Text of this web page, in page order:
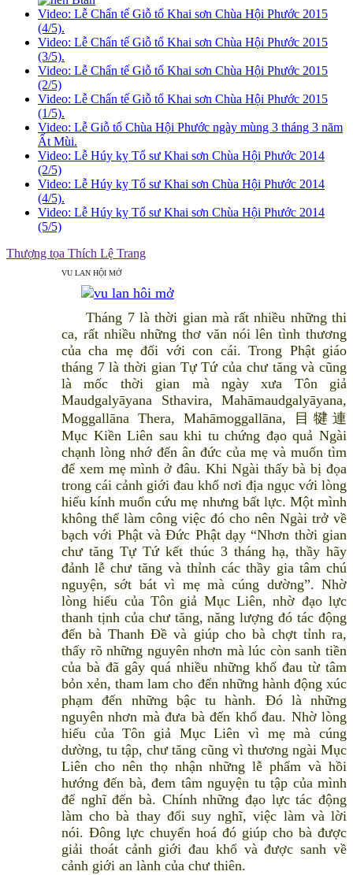
Video: Lễ Chẩn tế Giỗ tổ Khai sơn Chùa Hội Phước 2015
(4/5).
Video: Lễ Chẩn tế Giỗ tổ Khai sơn Chùa Hội Phước 2015
(3/5).
Video: Lễ Chẩn tế Giỗ tổ Khai sơn Chùa Hội Phước 2015
(2/5)
Video: Lễ Chẩn tế Giỗ tổ Khai sơn Chùa Hội Phước 2015
(1/5).
Video: Lễ Giỗ tổ Chùa Hội Phước ngày mùng 3 tháng 3 năm
Ất Mùi.
Video: Lễ Húy kỵ Tổ sư Khai sơn Chùa Hội Phước 2014
(2/5)
Video: Lễ Húy kỵ Tổ sư Khai sơn Chùa Hội Phước 2014
(4/5).
Video: Lễ Húy kỵ Tổ sư Khai sơn Chùa Hội Phước 2014
(5/5)
Thượng tọa Thích Lệ Trang
VU LAN HỘI MỞ
Tháng 7 là thời gian mà rất nhiều những thi
ca, rất nhiều những thơ văn nói lên tình thương
của cha mẹ đối với con cái. Trong Phật giáo
tháng 7 là thời gian Tự Tứ của chư tăng và cũng
là mốc thời gian mà ngày xưa Tôn giả
Maudgalyāyana Sthavira, Mahāmaudgalyāyana,
Moggallāna Thera, Mahāmoggallāna, 目犍連
Mục Kiền Liên sau khi tu chứng đạo quả Ngài
chạnh lòng nhớ đến ân đức của mẹ và muốn tìm
để xem mẹ mình ở đâu. Khi Ngài thấy bà bị đọa
trong cái cảnh giới đau khổ nơi địa ngục với lòng
hiếu kính muốn cứu mẹ nhưng bất lực. Một mình
không thể làm công việc đó cho nên Ngài trở về
bạch với Phật và Đức Phật dạy “Nhơn thời gian
chư tăng Tự Tứ kết thúc 3 tháng hạ, thầy hãy
đảnh lễ chư tăng và thỉnh các thầy gia tâm chú
nguyện, sớt bát vì mẹ mà cúng dường”. Nhờ
lòng hiếu của Tôn giả Mục Liên, nhờ đạo lực
thanh tịnh của chư tăng, năng lượng đó tác động
đến bà Thanh Đề và giúp cho bà chợt tỉnh ra,
thấy rõ những nguyên nhơn mà lúc còn sanh tiền
của bà đã gây quá nhiều những khổ đau từ tâm
bỏn xẻn, tham lam cho đến những hành động xúc
phạm đến những bậc tu hành. Đó là những
nguyên nhơn mà đưa bà đến khổ đau. Nhờ lòng
hiếu của Tôn giả Mục Liên vì mẹ mà cúng
dường, tu tập, chư tăng cũng vì thương ngài Mục
Liên cho nên thọ nhận những lễ phẩm và hồi
hướng đến bà, đem tâm nguyện tu tập của mình
để nghĩ đến bà. Chính những đạo lực tác động
làm cho bà thay đổi suy nghĩ, việc làm và lời
nói. Đông lực chuyển hoá đó giúp cho bà được
giải thoát cảnh giới đau khổ và được sanh về
cảnh giới an lành của chư thiên.